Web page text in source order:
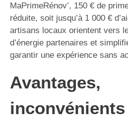
MaPrimeRénov’, 150 € de
réduite, soit jusqu’à 1 000 €
artisans locaux orientent vers
d’énergie partenaires et
garantir une expérience sans
Avantages,